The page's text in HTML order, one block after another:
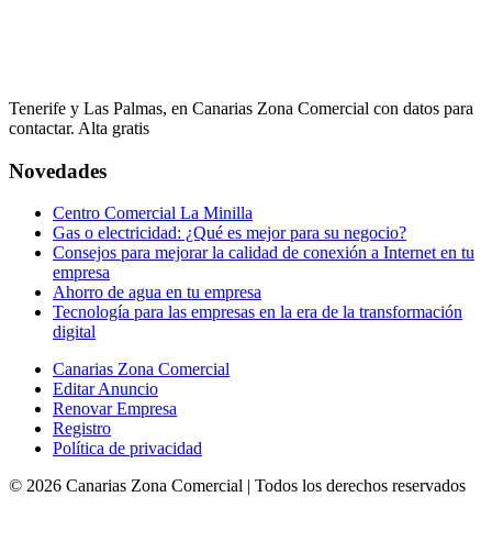
Tenerife y Las Palmas, en Canarias Zona Comercial con datos para
contactar. Alta gratis
Novedades
Centro Comercial La Minilla
Gas o electricidad: ¿Qué es mejor para su negocio?
Consejos para mejorar la calidad de conexión a Internet en tu
empresa
Ahorro de agua en tu empresa
Tecnología para las empresas en la era de la transformación
digital
Canarias Zona Comercial
Editar Anuncio
Renovar Empresa
Registro
Política de privacidad
© 2026 Canarias Zona Comercial | Todos los derechos reservados